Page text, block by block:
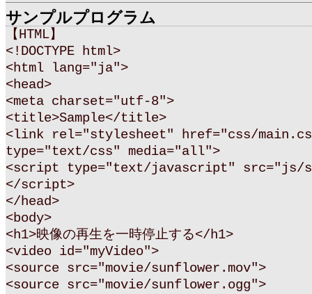
サンプルプログラム
【HTML】
<!DOCTYPE html>
<html lang="ja">
<head>
<meta charset="utf-8">
<title>Sample</title>
<link rel="stylesheet" href="css/
type="text/css" media="all">
<script type="text/javascript" src="js/
</script>
</head>
<body>
<h1>映像の再生を一時停止する</h1>
<video id="myVideo">
<source src="movie/sunflower.mov">
<source src="movie/sunflower.ogg">